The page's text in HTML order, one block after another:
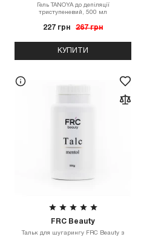
Гель TANOYA до депіляції
триступеневий, 500 мл
227 грн 267 грн
КУПИТИ
FRC Beauty
Тальк для шугарингу FRC Beauty з